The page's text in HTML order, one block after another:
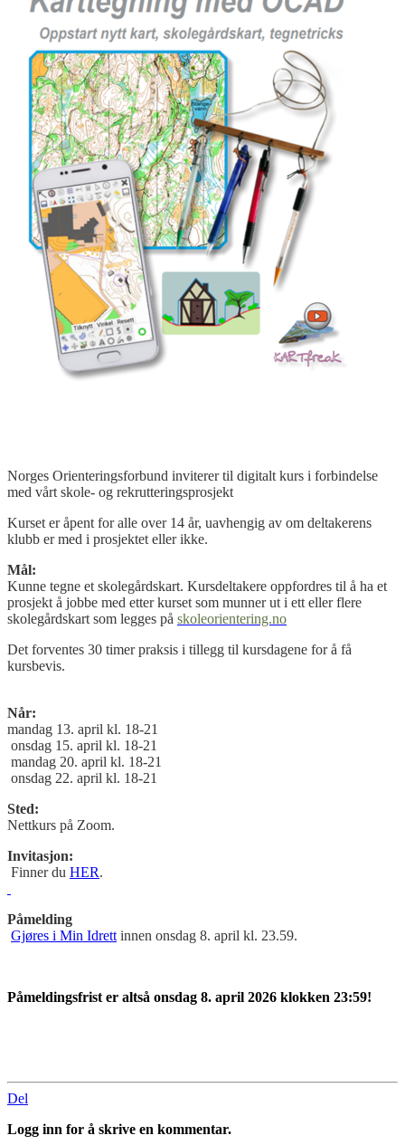
Norges Orienteringsforbund inviterer til digitalt kurs i forbindelse
med vårt skole- og rekrutteringsprosjekt
Kurset er åpent for alle over 14 år, uavhengig av om deltakerens
klubb er med i prosjektet eller ikke.
Mål:
Kunne tegne et skolegårdskart. Kursdeltakere oppfordres til å ha et
prosjekt å jobbe med etter kurset som munner ut i ett eller flere
skolegårdskart som legges på skoleorientering.no
Det forventes 30 timer praksis i tillegg til kursdagene for å få
kursbevis.
Når:
mandag 13. april kl. 18-21
onsdag 15. april kl. 18-21
mandag 20. april kl. 18-21
onsdag 22. april kl. 18-21
Sted:
Nettkurs på Zoom.
Invitasjon:
Finner du HER.
Påmelding
Gjøres i Min Idrett innen onsdag 8. april kl. 23.59.
Påmeldingsfrist er altså onsdag 8. april 2026 klokken 23:59!
Del
Logg inn for å skrive en kommentar.